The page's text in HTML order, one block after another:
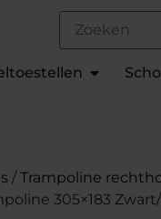
/Trampoline
305×183